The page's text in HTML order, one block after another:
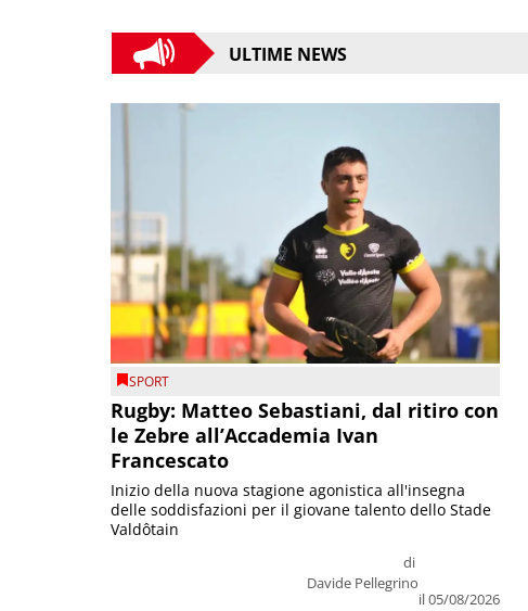
ULTIME NEWS
SPORT
Rugby: Matteo Sebastiani, dal ritiro con
le Zebre all’Accademia Ivan
Francescato
di
Davide Pellegrino
il 05/08/2026
Inizio della nuova stagione agonistica all'insegna
delle soddisfazioni per il giovane talento dello Stade
Valdôtain